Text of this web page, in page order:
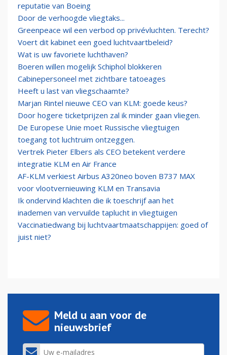
reputatie van Boeing
Door de verhoogde vliegtaks...
Greenpeace wil een verbod op privévluchten. Terecht?
Voert dit kabinet een goed luchtvaartbeleid?
Wat is uw favoriete luchthaven?
Boeren willen mogelijk Schiphol blokkeren
Cabinepersoneel met zichtbare tatoeages
Heeft u last van vliegschaamte?
Marjan Rintel nieuwe CEO van KLM: goede keus?
Door hogere ticketprijzen zal ik minder gaan vliegen.
De Europese Unie moet Russische vliegtuigen
toegang tot luchtruim ontzeggen.
Vertrek Pieter Elbers als CEO betekent verdere
integratie KLM en Air France
AF-KLM verkiest Airbus A320neo boven B737 MAX
voor vlootvernieuwing KLM en Transavia
Ik ondervind klachten die ik toeschrijf aan het
inademen van vervuilde taplucht in vliegtuigen
Vaccinatiedwang bij luchtvaartmaatschappijen: goed of
juist niet?
Meld u aan voor de
nieuwsbrief